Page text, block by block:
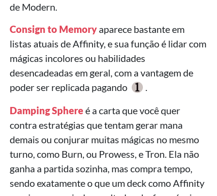
de Modern.
Consign to Memory aparece bastante em
listas atuais de Affinity, e sua função é lidar com
mágicas incolores ou habilidades
desencadeadas em geral, com a vantagem de
poder ser replicada pagando
.
Damping Sphereé a carta que você quer
contra estratégias que tentam gerar mana
demais ou conjurar muitas mágicas no mesmo
turno, como Burn, ou Prowess, e Tron. Ela não
ganha a partida sozinha, mas compra tempo,
sendo exatamente o que um deck como Affinity